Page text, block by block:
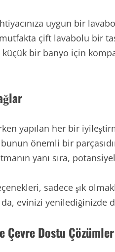
uygun bir
çift lavabolu bir
küçük bir banyo için
yapılan her bir
önemli bir
yanı sıra,
sadece şık
evinizi yenilediğinizde
Çevre Dostu Çözümler